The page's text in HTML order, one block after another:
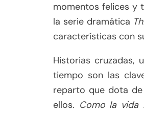
momentos felices y
la serie dramática
características con
Historias cruzadas,
tiempo son las
reparto que dota
ellos. Como la vida